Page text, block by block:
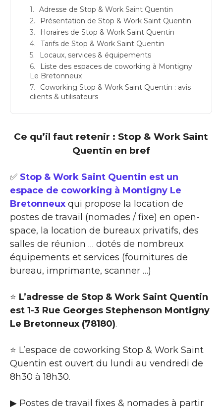
Adresse de Stop & Work Saint Quentin
Présentation de Stop & Work Saint Quentin
Horaires de Stop & Work Saint Quentin
Tarifs de Stop & Work Saint Quentin
Locaux, services & équipements
Liste des espaces de coworking à Montigny
Le Bretonneux
Coworking Stop & Work Saint Quentin : avis
clients & utilisateurs
Ce qu’il faut retenir : Stop & Work Saint
Quentin en bref
✅ Stop & Work Saint Quentin est un
espace de coworking à Montigny Le
Bretonneux qui propose la location de
postes de travail (nomades / fixe) en open-
space, la location de bureaux privatifs, des
salles de réunion … dotés de nombreux
équipements et services (fournitures de
bureau, imprimante, scanner …)
⭐ L’adresse de Stop & Work Saint Quentin
est 1-3 Rue Georges Stephenson Montigny
Le Bretonneux (78180).
⭐ L’espace de coworking Stop & Work Saint
Quentin est ouvert du lundi au vendredi de
8h30 à 18h30.
▶ Postes de travail fixes & nomades à partir